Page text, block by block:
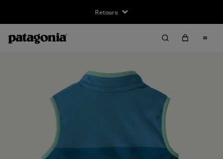
Retours